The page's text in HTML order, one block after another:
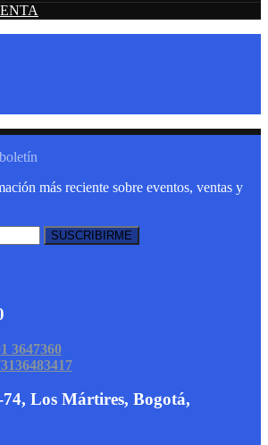
más reciente sobre eventos, ventas y
3647360
Los Mártires, Bogotá,